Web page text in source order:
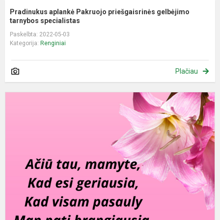
Pradinukus aplankė Pakruojo priešgaisrinės gelbėjimo
tarnybos specialistas
Paskelbta: 2022-05-03
Kategorija: Renginiai
Plačiau